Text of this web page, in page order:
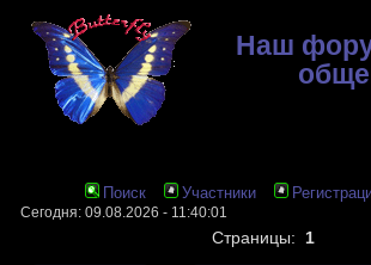
Наш
Поиск Участники
Сегодня: 09.08.2026 - 11:40:01
Страницы: 1